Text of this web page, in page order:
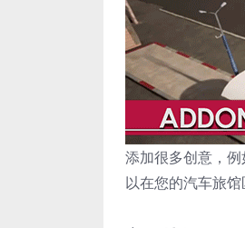
添加很多创意，
以在您的汽车旅